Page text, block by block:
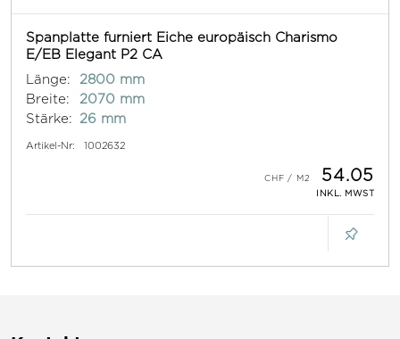
Spanplatte furniert Eiche europäisch Charismo
E/EB Elegant P2 CA
Länge:
2800 mm
Breite:
2070 mm
Stärke:
26 mm
Artikel-Nr: 1002632
54.05
INKL. MWST